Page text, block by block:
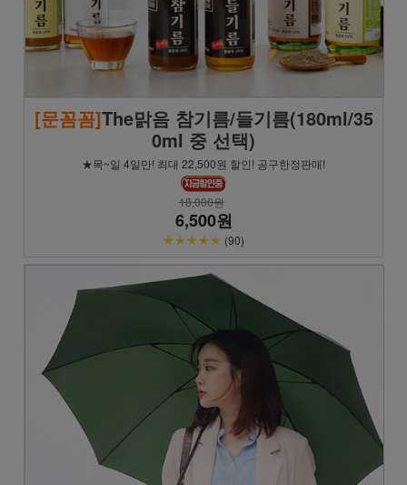
[문꼼꼼]The맑음 참기름/들기름(180ml/35
0ml 중 선택)
★목~일 4일만! 최대 22,500원 할인! 공구한정판매!
18,000원
6,500원
★★★★★ (90)